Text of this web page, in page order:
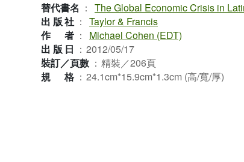
替代書名 ： The Global Economic Crisis in
出版社 ： Taylor & Francis
作者 ：
Michael Cohen (EDT)
出版日 ： 2012/05/17
裝訂／頁數 ： 精裝／206頁
規格 ： 24.1cm*15.9cm*1.3cm (高/寬/厚)